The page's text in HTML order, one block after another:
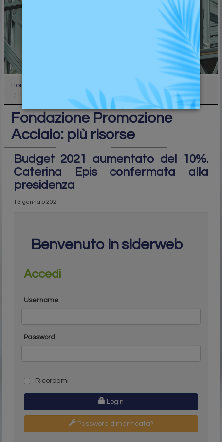
Home
Fondazione Promozione Acciaio: più risorse
Fondazione Promozione
Acciaio: più risorse
Budget 2021 aumentato del 10%.
Caterina Epis confermata alla
presidenza
13 gennaio 2021
Benvenuto in siderweb
Accedi
Username
Password
Ricordami
Login
Password dimenticata?